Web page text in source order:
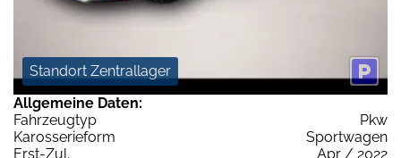
Standort Zentrallager
Allgemeine Daten:
Fahrzeugtyp
Pkw
Karosserieform
Sportwagen
Erst-Zul.
Apr / 2022